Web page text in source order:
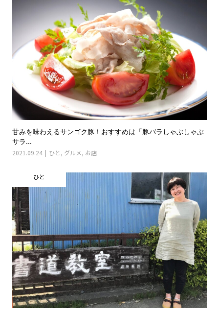
甘みを味わえるサンゴク豚！おすすめは「豚バラしゃぶしゃぶ
サラ...
2021.09.24 ひと , グルメ, お店
ひと